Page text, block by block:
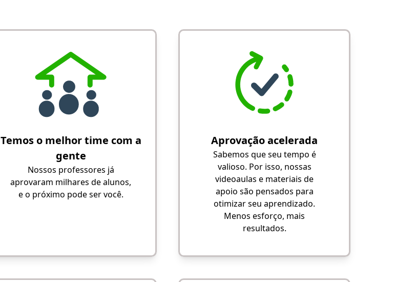
Temos o melhor time com a
gente
Nossos professores já
aprovaram milhares de alunos,
e o próximo pode ser você.
Aprovação acelerada
Sabemos que seu tempo é
valioso. Por isso, nossas
videoaulas e materiais de
apoio são pensados para
otimizar seu aprendizado.
Menos esforço, mais
resultados.